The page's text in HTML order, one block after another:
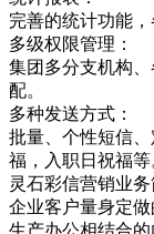
完善的统计功能
多级权限管理：
集团多分支机构
配。
多种发送方式：
批量、个性短信
福，入职日祝福等
灵石彩信营销业
企业客户量身定
生产办公相结合的